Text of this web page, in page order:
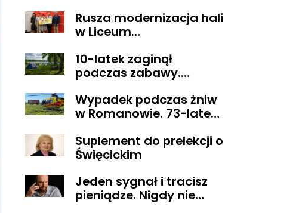
alkoholu
Rusza modernizacja hali
w Liceum
T. Kościuszki w
Gostyninie
10-latek zaginął
podczas zabawy.
szczęśliwie
Wypadek podczas żniw
w Romanowie. 73-latek
Suplement do prelekcji o
Święcickim
Jeden sygnał i tracisz
pieniądze. Nigdy nie